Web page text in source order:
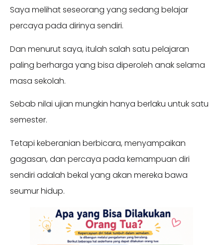
Saya melihat seseorang yang sedang belajar
percaya pada dirinya sendiri.
Dan menurut saya, itulah salah satu pelajaran
paling berharga yang bisa diperoleh anak selama
masa sekolah.
Sebab nilai ujian mungkin hanya berlaku untuk satu
semester.
Tetapi keberanian berbicara, menyampaikan
gagasan, dan percaya pada kemampuan diri
sendiri adalah bekal yang akan mereka bawa
seumur hidup.